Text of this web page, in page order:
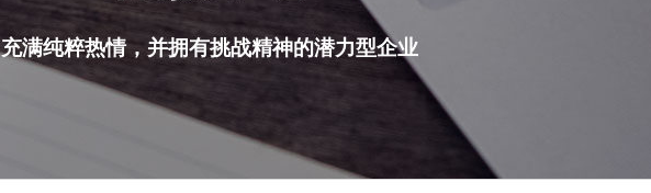
充满纯粹热情，并拥有挑战精神的潜力型企业